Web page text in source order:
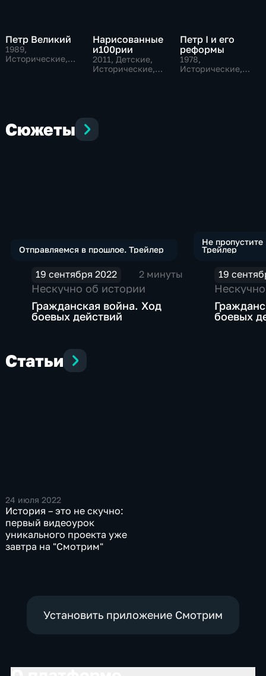
Петр Великий
1989,
Исторические,
Нарисованные
и100рии
2011, Детские,
Исторические,
Петр I и его
реформы
1978,
Исторические,
Сюжеты
Отправляемся в прошлое. Трейлер
19 сентября 2022 2 минуты
Нескучно об истории
Гражданская война. Ход
боевых действий
Не
Трейлер
19
боевых
Статьи
24 июля 2022
История – это не скучно:
первый видеоурок
уникального проекта уже
завтра на "Смотрим"
Установить приложение Смотрим